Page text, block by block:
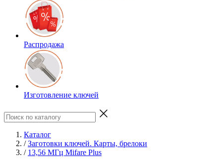
Распродажа
Изготовление ключей
Каталог
/ Заготовки ключей. Карты, брелоки
/ 13,56 МГц Mifare Plus